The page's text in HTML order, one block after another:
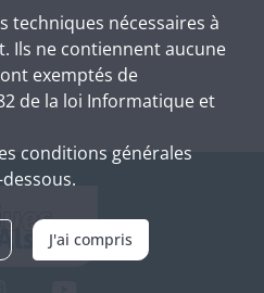
techniques nécessaires à
Ils ne contiennent aucune
exemptés de
de la loi Informatique et
conditions générales
J'ai compris